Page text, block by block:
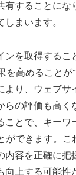
有することにな
まいます。
ンを取得するこ
を高めることが
より、ウェブサ
らの評価も高く
ことで、キーワ
ができます。こ
内容を正確に把
上する可能性